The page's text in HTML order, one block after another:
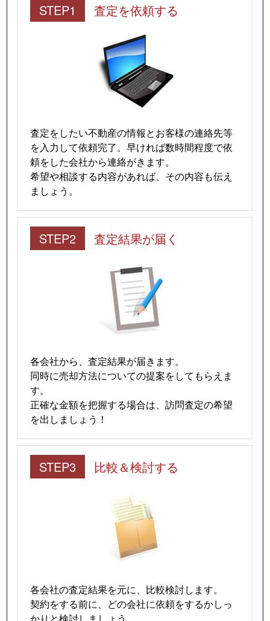
STEP1 査定を依頼する
査定をしたい不動産の情報とお客様の連絡先等
を入力して依頼完了。早ければ数時間程度で依
頼をした会社から連絡がきます。
希望や相談する内容があれば、その内容も伝え
ましょう。
STEP2 査定結果が届く
各会社から、査定結果が届きます。
同時に売却方法についての提案をしてもらえま
す。
正確な金額を把握する場合は、訪問査定の希望
を出しましょう！
STEP3 比較＆検討する
各会社の査定結果を元に、比較検討します。
契約をする前に、どの会社に依頼をするかしっ
かりと検討しましょう。